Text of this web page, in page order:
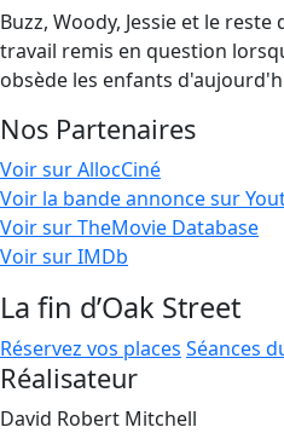
Buzz, Woody, Jessie et le
travail remis en question
obsède les enfants
Nos Partenaires
Voir sur AllocCiné
Voir la bande annonce sur
Voir sur TheMovie Database
Voir sur IMDb
La fin d’Oak Street
Réservez vos places Séances
Réalisateur
David Robert Mitchell